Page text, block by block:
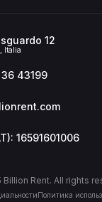
12
Italia
43199
16591601006
Billion Rent. All rights
Политика